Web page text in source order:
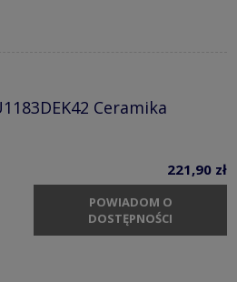
Ceramika
221,90 zł
POWIADOM O
DOSTĘPNOŚCI